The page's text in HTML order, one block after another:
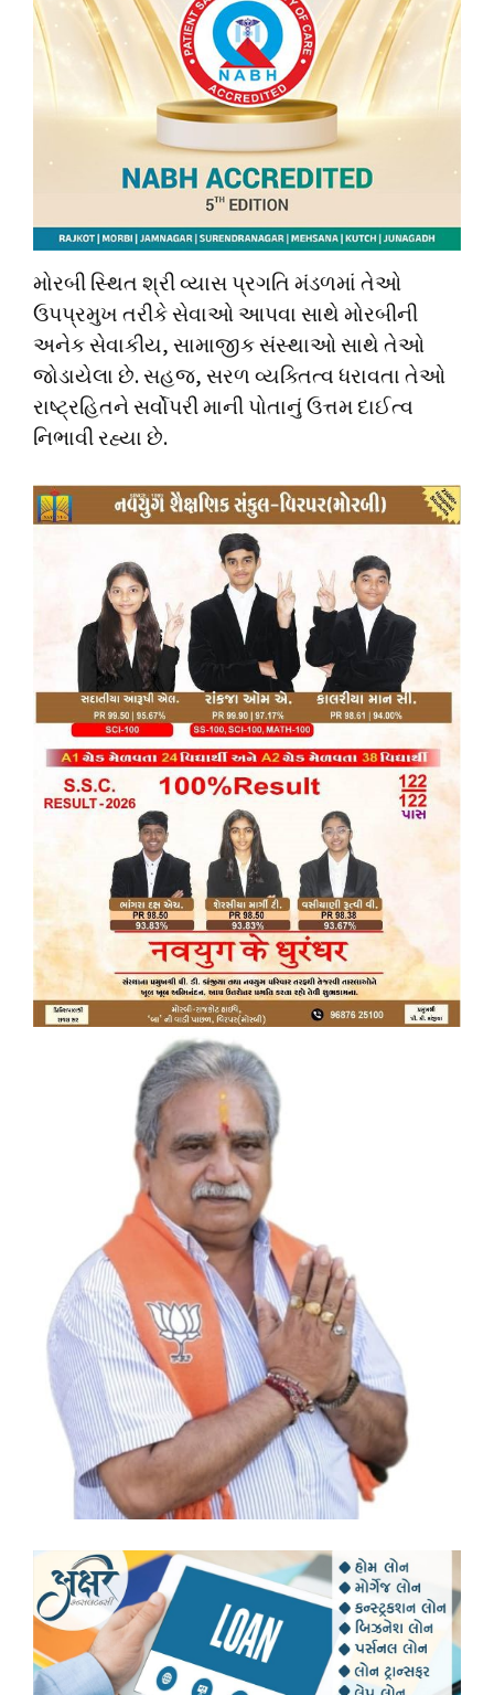
મોરબી સ્થિત શ્રી વ્યાસ પ્રગતિ મંડળમાં તેઓ
ઉપપ્રમુખ તરીકે સેવાઓ આપવા સાથે મોરબીની
અનેક સેવાકીય, સામાજીક સંસ્થાઓ સાથે તેઓ
જોડાયેલા છે. સહજ, સરળ વ્યક્તિત્વ ધરાવતા તેઓ
રાષ્ટ્રહિતને સર્વોપરી માની પોતાનું ઉત્તમ દાઈત્વ
નિભાવી રહ્યા છે.